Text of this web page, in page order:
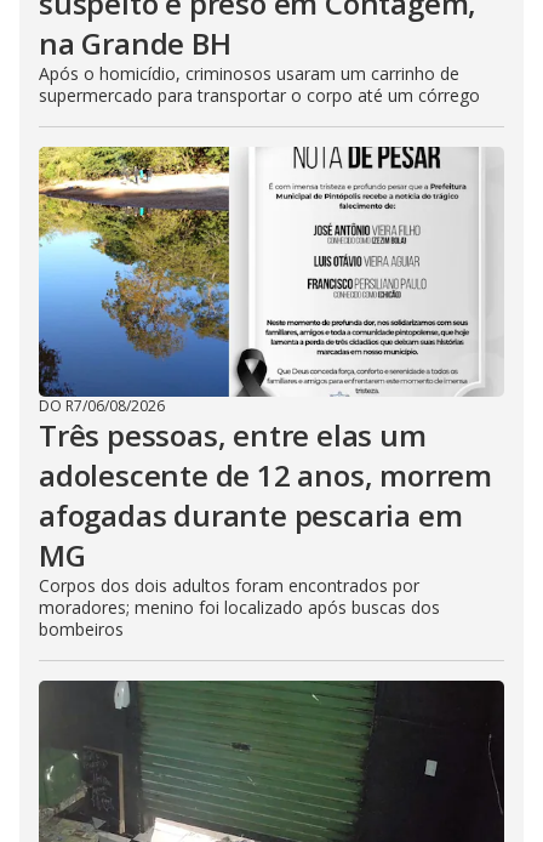
na Grande BH
Após o homicídio, criminosos usaram um carrinho de
supermercado para transportar o corpo até um córrego
DO R7/06/08/2026
Três pessoas, entre elas um
adolescente de 12 anos, morrem
afogadas durante pescaria em
MG
Corpos dos dois adultos foram encontrados por
moradores; menino foi localizado após buscas dos
bombeiros